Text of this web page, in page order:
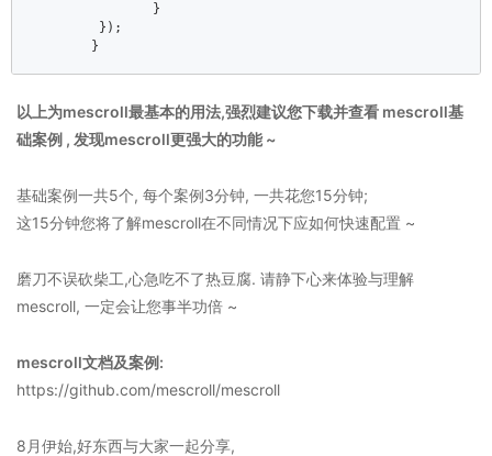
                }
         });
        }
以上为mescroll最基本的用法,强烈建议您下载并查看 mescroll基
础案例 , 发现mescroll更强大的功能 ~
基础案例一共5个, 每个案例3分钟, 一共花您15分钟;
这15分钟您将了解mescroll在不同情况下应如何快速配置 ~
磨刀不误砍柴工,心急吃不了热豆腐. 请静下心来体验与理解
mescroll, 一定会让您事半功倍 ~
mescroll文档及案例:
https://github.com/mescroll/mescroll
8月伊始,好东西与大家一起分享,